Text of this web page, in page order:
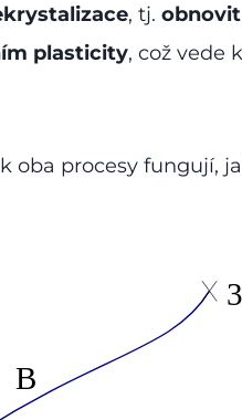
, tj.
plasticity, což vede
procesy fungují,